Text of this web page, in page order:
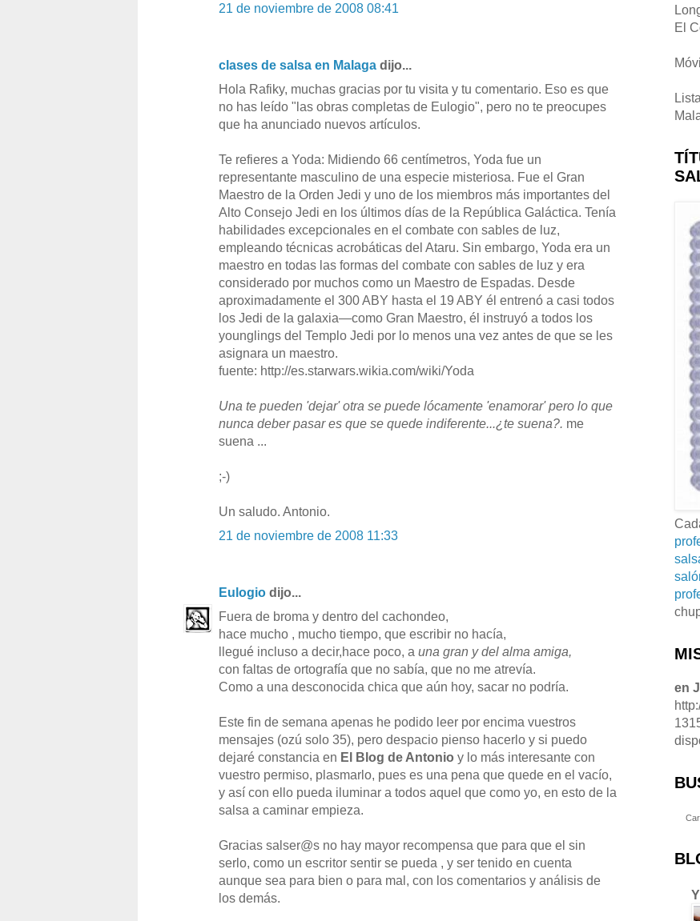
21 de noviembre de 2008 08:41
clases de salsa en Malaga dijo...
Hola Rafiky, muchas gracias por tu visita y tu comentario. Eso es que
no has leído "las obras completas de Eulogio", pero no te preocupes
que ha anunciado nuevos artículos.
Te refieres a Yoda: Midiendo 66 centímetros, Yoda fue un
representante masculino de una especie misteriosa. Fue el Gran
Maestro de la Orden Jedi y uno de los miembros más importantes del
Alto Consejo Jedi en los últimos días de la República Galáctica. Tenía
habilidades excepcionales en el combate con sables de luz,
empleando técnicas acrobáticas del Ataru. Sin embargo, Yoda era un
maestro en todas las formas del combate con sables de luz y era
considerado por muchos como un Maestro de Espadas. Desde
aproximadamente el 300 ABY hasta el 19 ABY él entrenó a casi todos
los Jedi de la galaxia—como Gran Maestro, él instruyó a todos los
younglings del Templo Jedi por lo menos una vez antes de que se les
asignara un maestro.
fuente: http://es.starwars.wikia.com/wiki/Yoda
Una te pueden 'dejar' otra se puede lócamente 'enamorar' pero lo que
nunca deber pasar es que se quede indiferente...¿te suena?. me
suena ...
;-)
Un saludo. Antonio.
21 de noviembre de 2008 11:33
Eulogio dijo...
Fuera de broma y dentro del cachondeo,
hace mucho , mucho tiempo, que escribir no hacía,
llegué incluso a decir,hace poco, a una gran y del alma amiga,
con faltas de ortografía que no sabía, que no me atrevía.
Como a una desconocida chica que aún hoy, sacar no podría.
Este fin de semana apenas he podido leer por encima vuestros
mensajes (ozú solo 35), pero despacio pienso hacerlo y si puedo
dejaré constancia en El Blog de Antonio y lo más interesante con
vuestro permiso, plasmarlo, pues es una pena que quede en el vacío,
y así con ello pueda iluminar a todos aquel que como yo, en esto de la
salsa a caminar empieza.
Gracias salser@s no hay mayor recompensa que para que el sin
serlo, como un escritor sentir se pueda , y ser tenido en cuenta
aunque sea para bien o para mal, con los comentarios y análisis de
los demás.
El
en